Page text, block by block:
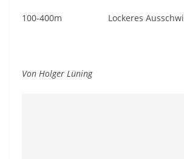
100-400m Lockeres
Von Holger Lüning